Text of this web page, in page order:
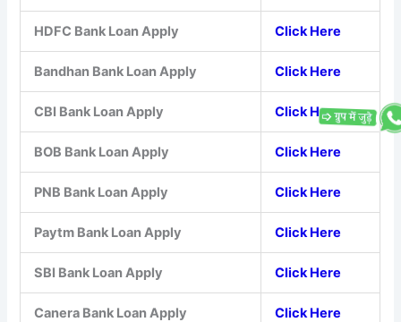
HDFC Bank Loan Apply Click Here
Bandhan Bank Loan Apply Click Here
CBI Bank Loan Apply Click Here
BOB Bank Loan Apply Click Here
PNB Bank Loan Apply Click Here
Paytm Bank Loan Apply Click Here
SBI Bank Loan Apply Click Here
Canera Bank Loan Apply Click Here